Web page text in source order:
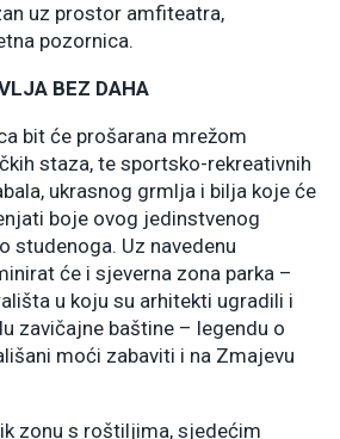
uz prostor amfiteatra,
pozornica.
BEZ DAHA
bit će prošarana mrežom
staza, te sportsko-rekreativnih
ukrasnog grmlja i bilja koje će
boje ovog jedinstvenog
studenoga. Uz navedenu
će i sjeverna zona parka –
u koju su arhitekti ugradili i
zavičajne baštine – legendu o
moći zabaviti i na Zmajevu
zonu s roštiljima, sjedećim